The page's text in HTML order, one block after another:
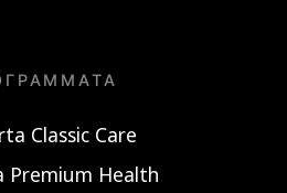
Classic Care
Premium Health